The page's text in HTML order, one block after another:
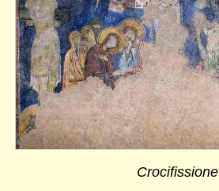
Crocifissione